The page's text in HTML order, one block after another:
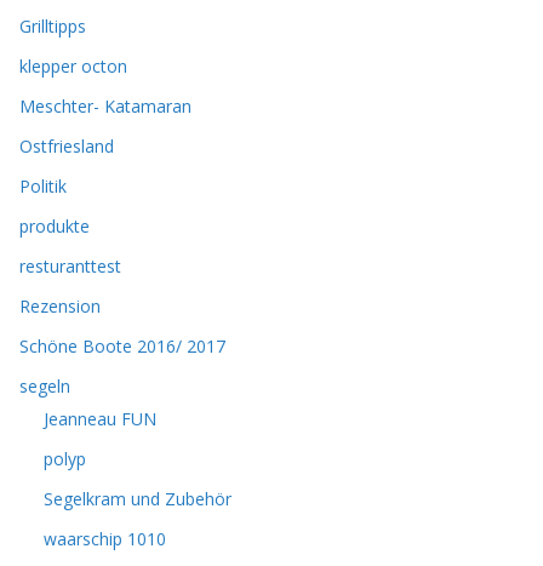
Grilltipps
klepper octon
Meschter- Katamaran
Ostfriesland
Politik
produkte
resturanttest
Rezension
Schöne Boote 2016/ 2017
segeln
Jeanneau FUN
polyp
Segelkram und Zubehör
waarschip 1010